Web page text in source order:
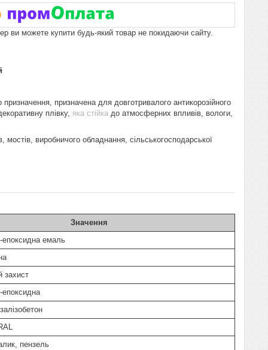
ви можете купити будь-який товар не покидаючи сайту.
призначена для довготривалого антикорозійного
плівку, яка стійка до атмосферних впливів, вологи,
виробничого обладнання, сільськогосподарської
Значення
епоксидна емаль
захист
епоксидна
пензель